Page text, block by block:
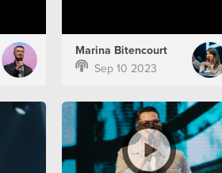
Marina Bitencourt
Sep 10 2023